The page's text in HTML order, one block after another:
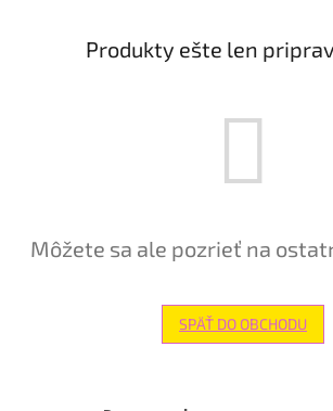
Produkty ešte len
Môžete sa ale pozrieť na
SPÄŤ DO OBCHODU